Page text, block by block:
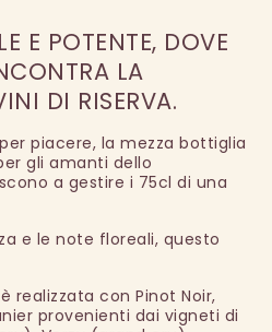
E POTENTE, DOVE
LA
DI RISERVA.
piacere, la mezza bottiglia
gli amanti dello
a gestire i 75cl di una
e le note floreali, questo
realizzata con Pinot Noir,
provenienti dai vigneti di